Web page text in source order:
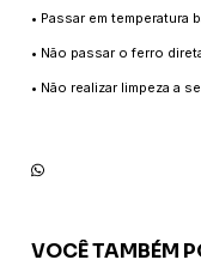
• Passar em
• Não passar o ferro
• Não realizar limpeza a
VOCÊ TAMBÉM